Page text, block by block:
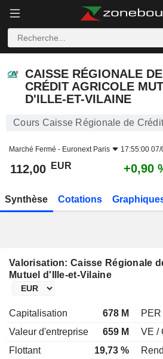
CAISSE RÉGIONALE DE
CRÉDIT AGRICOLE
D'ILLE-ET-VILAINE
Cours Caisse Régionale de
Marché Fermé - Euronext Paris 17:55:00
112,00 EUR +0,90
Synthèse Cotations
Valorisation: Caisse Régionale
Mutuel d'Ille-et-Vilaine
Capitalisation 678 M
Valeur d'entreprise
659 M VE /
Flottant
19,73 %